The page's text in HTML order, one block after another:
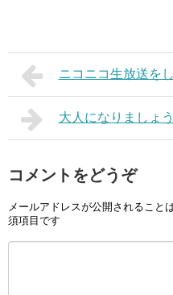
ニコニコ生放送を
大人になりましょう
コメントをどうぞ
メールアドレスが公開されること
須項目です